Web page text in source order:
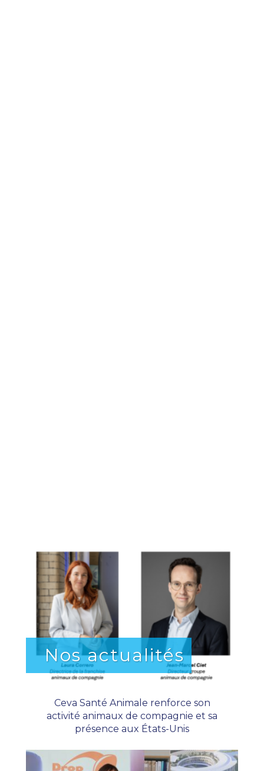
Nos actualités
Ceva Santé Animale renforce son
activité animaux de compagnie et sa
présence aux États-Unis